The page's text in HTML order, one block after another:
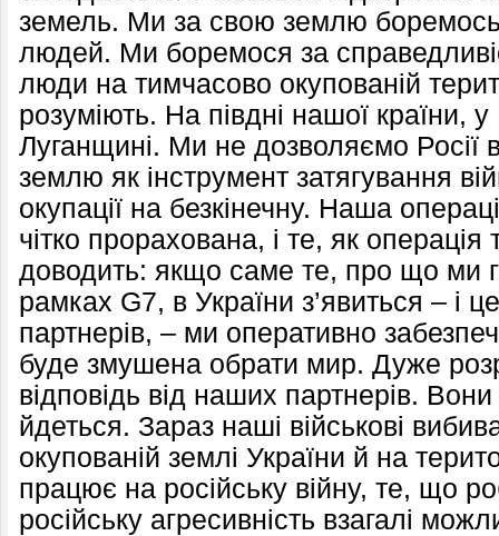
земель. Ми за свою землю
людей. Ми боремося за
люди на тимчасово окупованій
розуміють. На півдні нашої країни,
Луганщині. Ми не дозволяємо Росії
землю як інструмент затягування
окупації на безкінечну. Наша
чітко прорахована, і те, як
доводить: якщо саме те, про що ми
рамках G7, в України з’явиться – і
партнерів, – ми оперативно
буде змушена обрати мир. Дуже
відповідь від наших партнерів.
йдеться. Зараз наші військові
окупованій землі України й на
працює на російську війну, те, що
російську агресивність взагалі